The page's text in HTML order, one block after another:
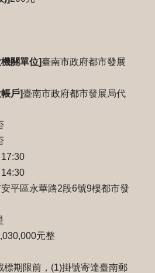
關單位]臺南市政府都市發展
戶]臺南市政府都市發展局代
平區永華路2段6號9樓都市發
元整
標期限前，(1)掛號寄達臺南郵